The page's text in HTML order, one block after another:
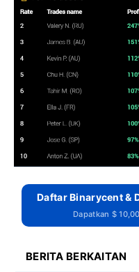
Daftar Binarycent &
Dapatkan $
BERITA BERKAITAN